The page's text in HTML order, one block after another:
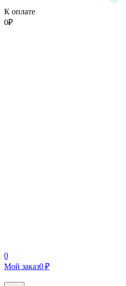
К оплате
0₽
0
Мой заказ0 ₽